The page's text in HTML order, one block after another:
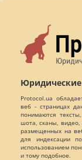
Protocol.ua
веб - страницах
понимаются
шота, сканы, видео,
размещенных на
для индексации
использованием
и тому подобное.